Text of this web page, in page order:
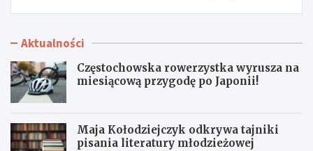
Aktualności
Częstochowska rowerzystka wyrusza na
miesiącową przygodę po Japonii!
Maja Kołodziejczyk odkrywa tajniki
pisania literatury młodzieżowej